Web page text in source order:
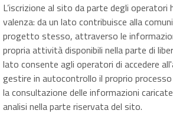
L’iscrizione al sito da parte degli operatori
valenza: da un lato contribuisce alla
progetto stesso, attraverso le
propria attività disponibili nella parte di
lato consente agli operatori di accedere
gestire in autocontrollo il proprio
la consultazione delle informazioni
analisi nella parte riservata del sito.